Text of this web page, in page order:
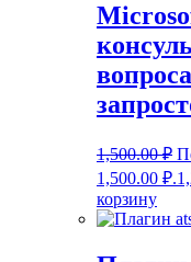
1,500.00₽
1,500.00 ₽.
корзину